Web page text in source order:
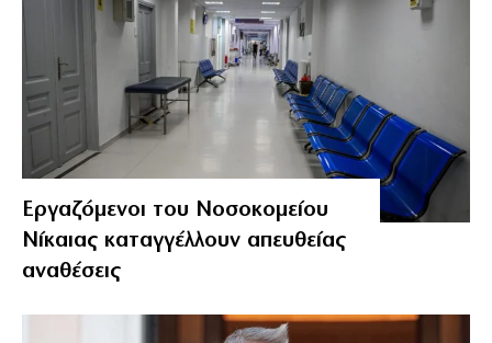
Εργαζόμενοι του Νοσοκομείου
Νίκαιας καταγγέλλουν απευθείας
αναθέσεις